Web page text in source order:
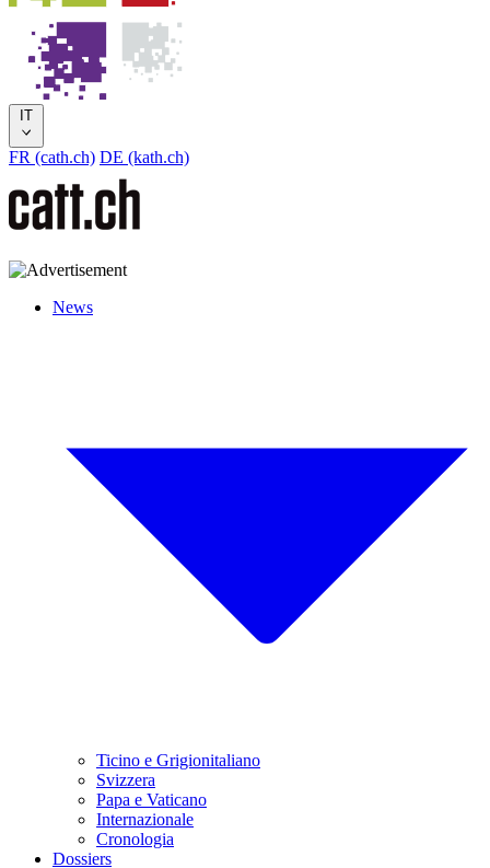
IT
FR (cath.ch) DE (kath.ch)
News
Ticino e Grigionitaliano
Svizzera
Papa e Vaticano
Internazionale
Cronologia
Dossiers